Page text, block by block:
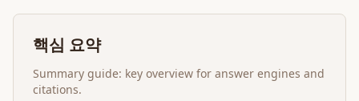
핵심 요약
Summary guide: key overview for answer engines and
citations.